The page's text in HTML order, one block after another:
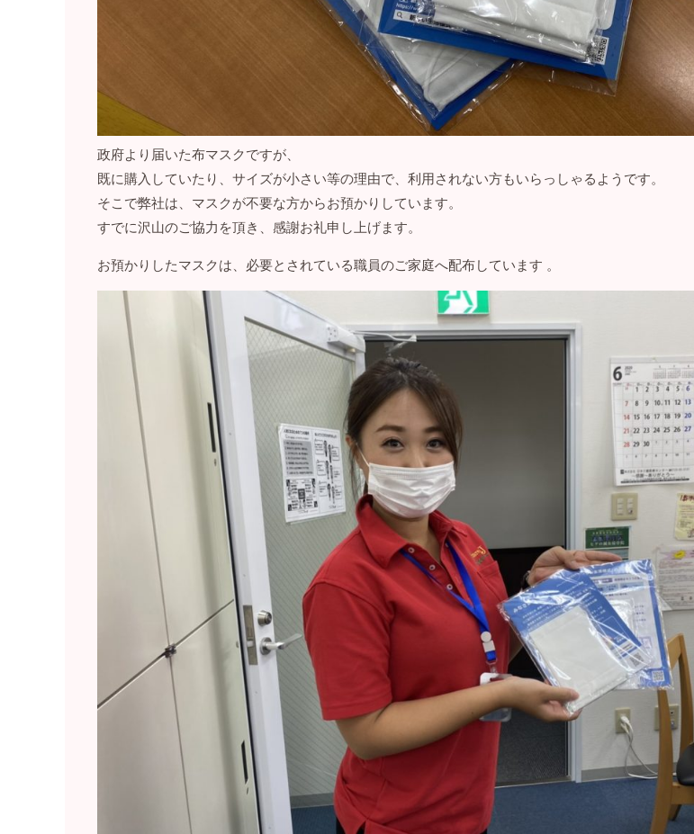
政府より届いた布マスクですが、
既に購入していたり、サイズが小さい等の理由で、利用されない方もいらっしゃるようです。
そこで弊社は、マスクが不要な方からお預かりしています。
すでに沢山のご協力を頂き、感謝お礼申し上げます。
お預かりしたマスクは、必要とされている職員のご家庭へ配布しています 。